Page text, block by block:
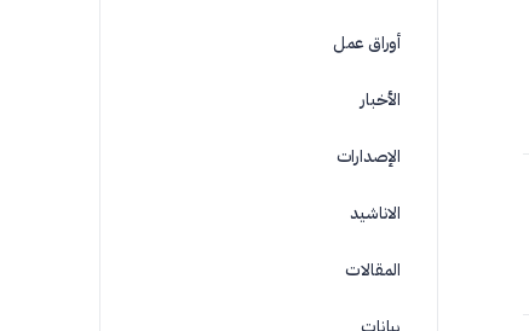
أوراق عمل
الأخبار
الإصدارات
الاناشيد
المقالات